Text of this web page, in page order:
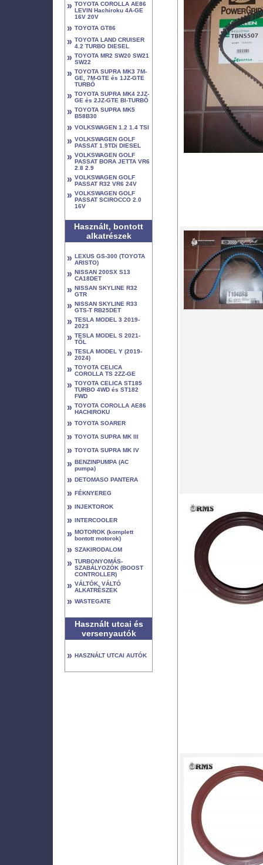
» TOYOTA COROLLA AE86
LEVIN Hachiroku 4A-GE
16V 20V
» TOYOTA GT86
» TOYOTA LAND CRUISER
4.2 TURBO DIESEL
» TOYOTA MR2 SW20 SW21
SW22
» TOYOTA SUPRA MK3 7M-
GE, 7M-GTE és 1JZ-GTE
TURBÓ
» TOYOTA SUPRA MK4 2JZ-
GE és 2JZ-GTE BI-TURBÓ
» TOYOTA SUPRA MK5
B58B30
» VOLKSWAGEN 1.2 1.4 TSI
» VOLKSWAGEN GOLF
PASSAT 1.9TDi DIESEL
» VOLKSWAGEN GOLF
PASSAT BORA JETTA VR6
2.8 2.9
» VOLKSWAGEN GOLF
PASSAT R32 VR6 24V
» VOLKSWAGEN GOLF
PASSAT SCIROCCO 2.0
16V
Használt, bontott
alkatrészek
» LEXUS GS-300 (TOYOTA
ARISTO)
» NISSAN 200SX S13
CA18DET
» NISSAN SKYLINE R32
GTR
» NISSAN SKYLINE R33
GTS-T RB25DET
» TESLA MODEL 3 2019-
2023
» TESLA MODEL S 2021-
TŐL
» TESLA MODEL Y (2019-
2024)
» TOYOTA CELICA
COROLLA TS 2ZZ-GE
» TOYOTA CELICA ST185
TURBO 4WD és ST182
FWD
» TOYOTA COROLLA AE86
HACHIROKU
» TOYOTA SOARER
» TOYOTA SUPRA MK III
» TOYOTA SUPRA MK IV
» BENZINPUMPA (AC
pumpa)
» DETOMASO PANTERA
» FÉKNYEREG
» INJEKTOROK
» INTERCOOLER
» MOTOROK (komplett
bontott motorok)
» SZAKIRODALOM
» TURBONYOMÁS-
SZABÁLYOZÓK (BOOST
CONTROLLER)
» VÁLTÓK, VÁLTÓ
ALKATRÉSZEK
» WASTEGATE
Használt utcai és
versenyautók
» HASZNÁLT UTCAI AUTÓK